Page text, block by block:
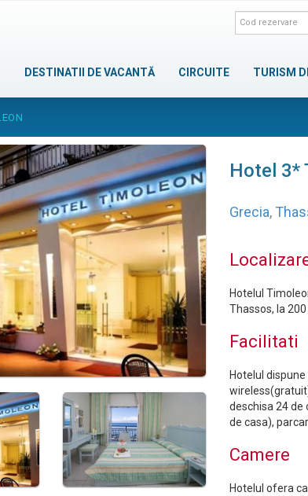
DESTINATII DE VACANTĂ CIRCUITE TURISM
Hotel 3*
Grecia,
Hotelul
Thassos, la
Facilitati
Hotelul
deschisa 24 de
de casa),
Camere
Hotelul ofera